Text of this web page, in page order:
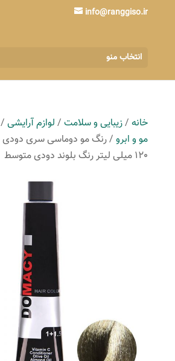
info@ranggiso.ir
انتخاب منو
خانه/زیبایی و سلامت/ لوازم آرایشی/
مو و ابرو
120 میلی لیتر رنگ بلوند دودی متوسط